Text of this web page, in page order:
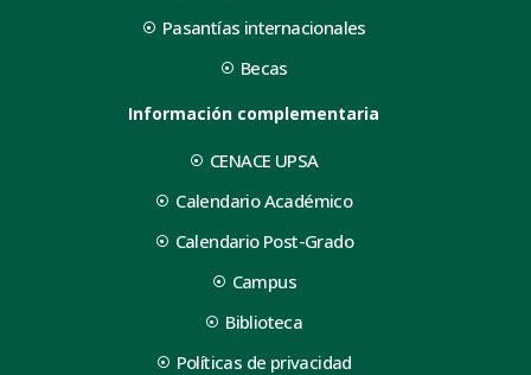
Pasantías internacionales
Becas
Información complementaria
CENACE UPSA
Calendario Académico
Calendario Post-Grado
Campus
Biblioteca
Políticas de privacidad